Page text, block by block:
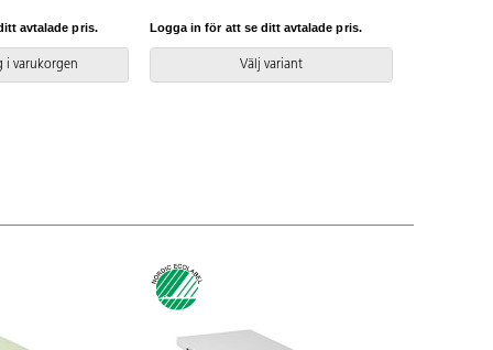
avtalade pris.
i varukorgen
L100xB100xH10cm. Kärnan är av
kallskum. Innehåller ej
flamskyddsmedel. Fodralet är
tvättbart i 60 °C, ingen torktumling.
Logga in för att se ditt avtalade pris.
Välj variant